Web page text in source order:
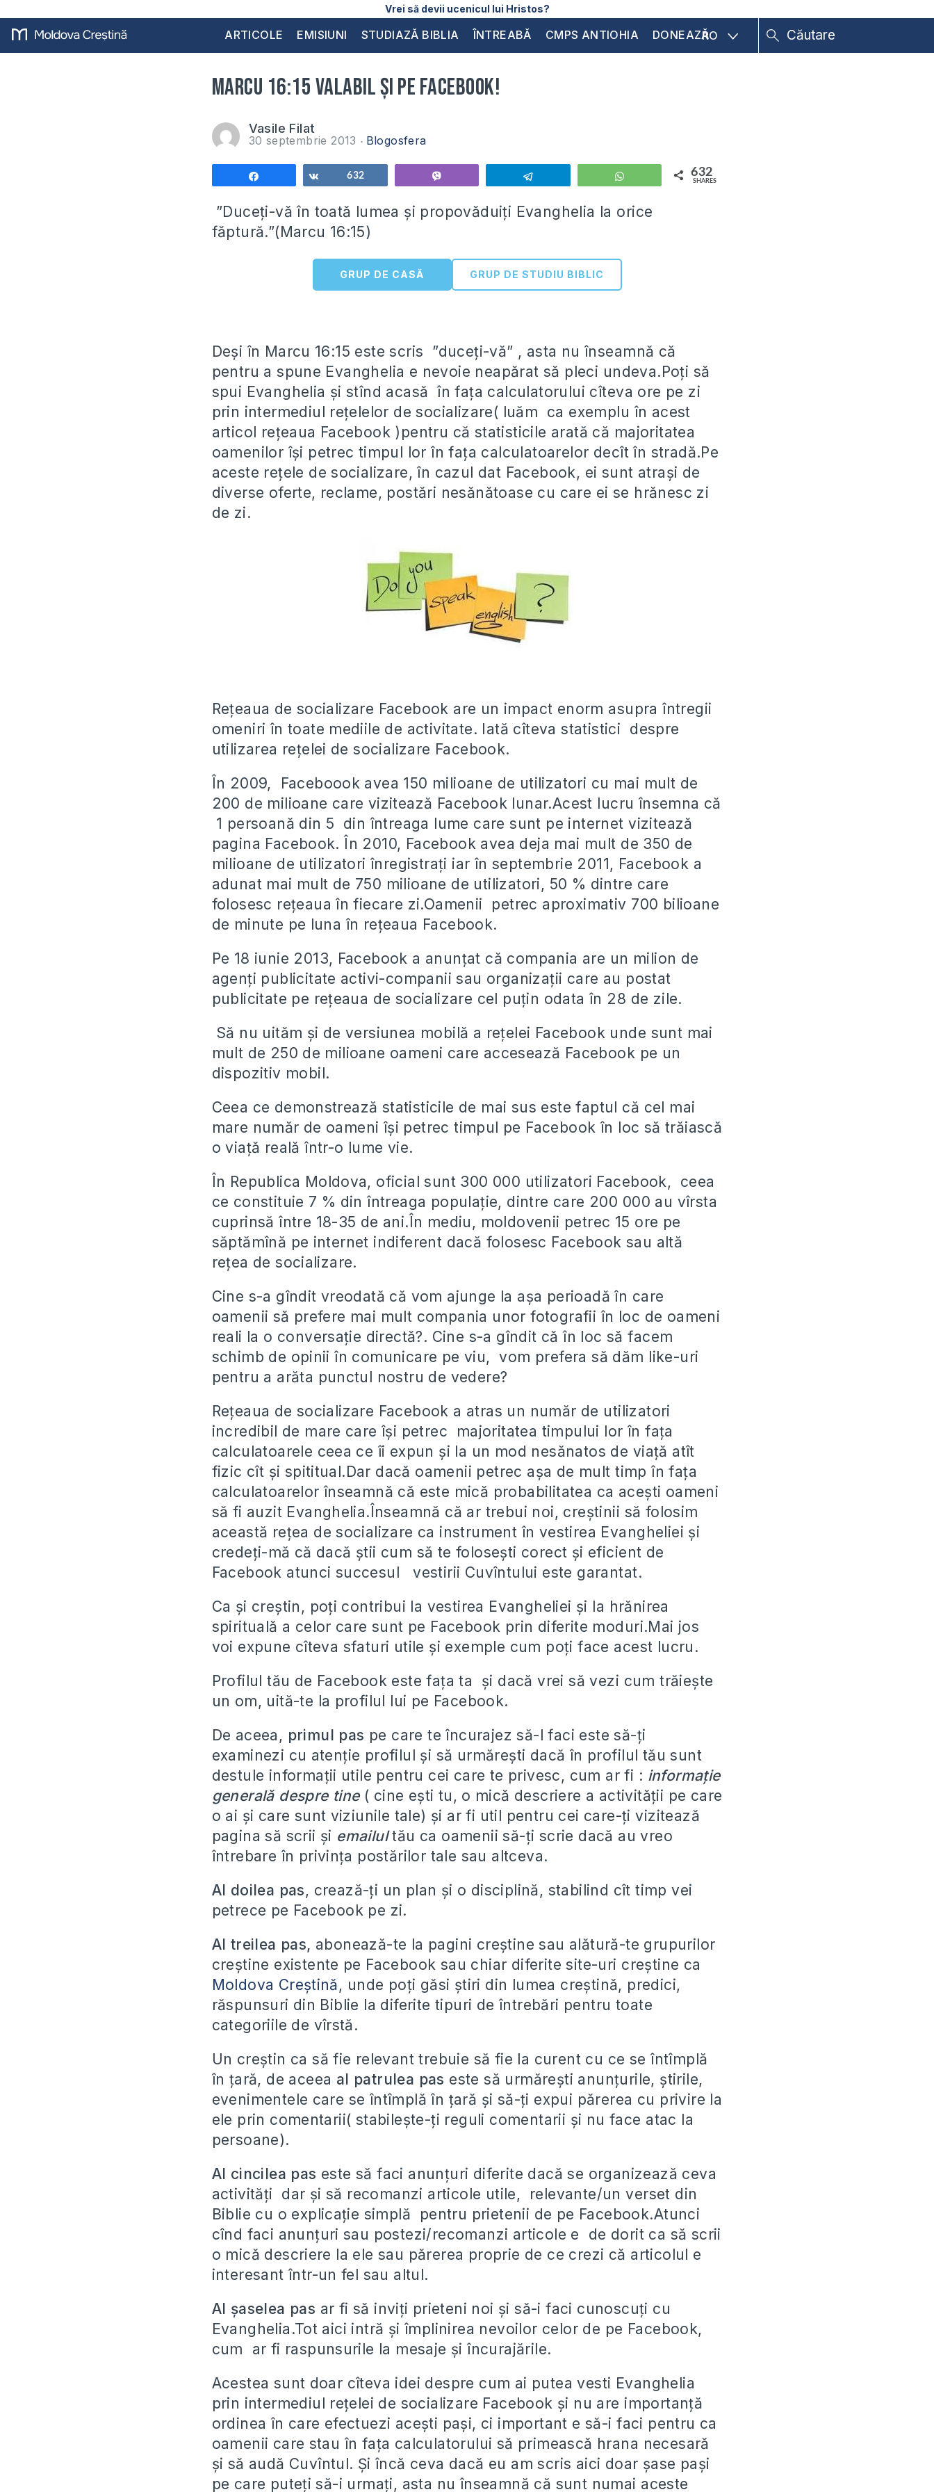
Vrei să devii ucenicul lui Hristos?
ARTICOLE EMISIUNI STUDIAZĂ BIBLIA ÎNTREABĂ CMPS ANTIOHIA DONEAZĂRO
Marcu 16:15 valabil și pe Facebook!
Vasile Filat
30 septembrie 2013 Blogosfera
Share632 WhatsApp 632
SHARES
”Duceți-vă în toată lumea și propovăduiți Evanghelia la orice
făptură.”(Marcu 16:15)
GRUP DE CASĂ GRUP DE STUDIU BIBLIC
Deși în Marcu 16:15 este scris ”duceți-vă” , asta nu înseamnă că
pentru a spune Evanghelia e nevoie neapărat să pleci undeva.Poți să
spui Evanghelia și stînd acasă în fața calculatorului cîteva ore pe zi
prin intermediul rețelelor de socializare( luăm ca exemplu în acest
articol rețeaua Facebook )pentru că statisticile arată că majoritatea
oamenilor își petrec timpul lor în fața calculatoarelor decît în stradă.Pe
aceste rețele de socializare, în cazul dat Facebook, ei sunt atrași de
diverse oferte, reclame, postări nesănătoase cu care ei se hrănesc zi
de zi.
Rețeaua de socializare Facebook are un impact enorm asupra întregii
omeniri în toate mediile de activitate. Iată cîteva statistici despre
utilizarea rețelei de socializare Facebook.
În 2009, Faceboook avea 150 milioane de utilizatori cu mai mult de
200 de milioane care vizitează Facebook lunar.Acest lucru însemna că
1 persoană din 5 din întreaga lume care sunt pe internet vizitează
pagina Facebook. În 2010, Facebook avea deja mai mult de 350 de
milioane de utilizatori înregistrați iar în septembrie 2011, Facebook a
adunat mai mult de 750 milioane de utilizatori, 50 % dintre care
folosesc rețeaua în fiecare zi.Oamenii petrec aproximativ 700 bilioane
de minute pe luna în rețeaua Facebook.
Pe 18 iunie 2013, Facebook a anunțat că compania are un milion de
agenți publicitate activi-companii sau organizații care au postat
publicitate pe rețeaua de socializare cel puțin odata în 28 de zile.
Să nu uităm și de versiunea mobilă a rețelei Facebook unde sunt mai
mult de 250 de milioane oameni care accesează Facebook pe un
dispozitiv mobil.
Ceea ce demonstrează statisticile de mai sus este faptul că cel mai
mare număr de oameni își petrec timpul pe Facebook în loc să trăiască
o viață reală într-o lume vie.
În Republica Moldova, oficial sunt 300 000 utilizatori Facebook, ceea
ce constituie 7 % din întreaga populație, dintre care 200 000 au vîrsta
cuprinsă între 18-35 de ani.În mediu, moldovenii petrec 15 ore pe
săptămînă pe internet indiferent dacă folosesc Facebook sau altă
rețea de socializare.
Cine s-a gîndit vreodată că vom ajunge la așa perioadă în care
oamenii să prefere mai mult compania unor fotografii în loc de oameni
reali la o conversație directă?. Cine s-a gîndit că în loc să facem
schimb de opinii în comunicare pe viu, vom prefera să dăm like-uri
pentru a arăta punctul nostru de vedere?
Rețeaua de socializare Facebook a atras un număr de utilizatori
incredibil de mare care își petrec majoritatea timpului lor în fața
calculatoarele ceea ce îi expun și la un mod nesănatos de viață atît
fizic cît și spititual.Dar dacă oamenii petrec așa de mult timp în fața
calculatoarelor înseamnă că este mică probabilitatea ca acești oameni
să fi auzit Evanghelia.Înseamnă că ar trebui noi, creștinii să folosim
această rețea de socializare ca instrument în vestirea Evangheliei și
credeți-mă că dacă știi cum să te folosești corect și eficient de
Facebook atunci succesul vestirii Cuvîntului este garantat.
Ca și creștin, poți contribui la vestirea Evangheliei și la hrănirea
spirituală a celor care sunt pe Facebook prin diferite moduri.Mai jos
voi expune cîteva sfaturi utile și exemple cum poți face acest lucru.
Profilul tău de Facebook este fața ta și dacă vrei să vezi cum trăiește
un om, uită-te la profilul lui pe Facebook.
De aceea, primul pas pe care te încurajez să-l faci este să-ți
examinezi cu atenție profilul și să urmărești dacă în profilul tău sunt
destule informații utile pentru cei care te privesc, cum ar fi : informație
generală despre tine( cine ești tu, o mică descriere a activității pe care
o ai și care sunt viziunile tale) și ar fi util pentru cei care-ți vizitează
pagina să scrii și emailul tău ca oamenii să-ți scrie dacă au vreo
întrebare în privința postărilor tale sau altceva.
Al doilea pas, crează-ți un plan și o disciplină, stabilind cît timp vei
petrece pe Facebook pe zi.
Al treilea pas, abonează-te la pagini creștine sau alătură-te grupurilor
creștine existente pe Facebook sau chiar diferite site-uri creștine ca
Moldova Creștină, unde poți găsi știri din lumea creștină, predici,
răspunsuri din Biblie la diferite tipuri de întrebări pentru toate
categoriile de vîrstă.
Un creștin ca să fie relevant trebuie să fie la curent cu ce se întîmplă
în țară, de aceea al patrulea pas este să urmărești anunțurile, știrile,
evenimentele care se întîmplă în țară și să-ți expui părerea cu privire la
ele prin comentarii( stabilește-ți reguli comentarii și nu face atac la
persoane).
Al cincilea pas este să faci anunțuri diferite dacă se organizează ceva
activități dar și să recomanzi articole utile, relevante/un verset din
Biblie cu o explicație simplă pentru prietenii de pe Facebook.Atunci
cînd faci anunțuri sau postezi/recomanzi articole e de dorit ca să scrii
o mică descriere la ele sau părerea proprie de ce crezi că articolul e
interesant într-un fel sau altul.
Al șaselea pas ar fi să inviți prieteni noi și să-i faci cunoscuți cu
Evanghelia.Tot aici intră și împlinirea nevoilor celor de pe Facebook,
cum ar fi raspunsurile la mesaje și încurajările.
Acestea sunt doar cîteva idei despre cum ai putea vesti Evanghelia
prin intermediul rețelei de socializare Facebook și nu are importanță
ordinea în care efectuezi acești pași, ci important e să-i faci pentru ca
oamenii care stau în fața calculatorului să primească hrana necesară
și să audă Cuvîntul. Și încă ceva dacă eu am scris aici doar șase pași
pe care puteți să-i urmați, asta nu înseamnă că sunt numai aceste